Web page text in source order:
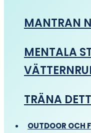
MANTRAN
MENTALA
TRÄNA
OUTDOOR OCH